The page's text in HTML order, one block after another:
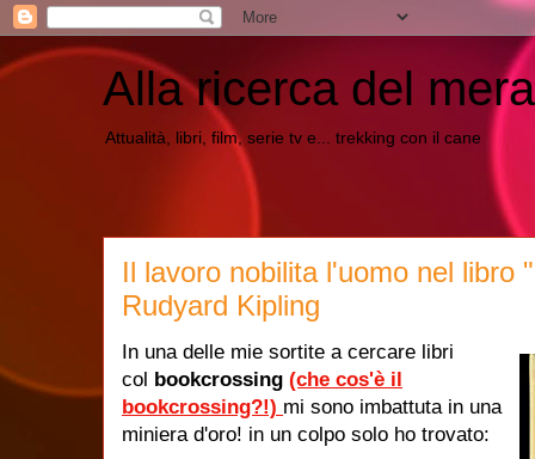
Alla ricerca del
Attualità, libri, film, serie tv e... trekking con il cane
Il lavoro nobilita l'uomo nel libro
Rudyard Kipling
In una delle mie sortite a cercare libri
col bookcrossing (che cos'è il
bookcrossing?!) mi sono imbattuta in una
miniera d'oro! in un colpo solo ho trovato: